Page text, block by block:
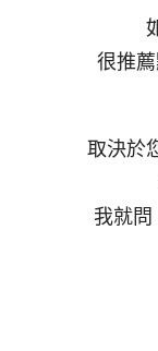
很推
取決於
我就